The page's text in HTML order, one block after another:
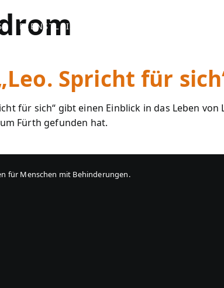
DIENSTLEISTUNGEN
Spricht für
für sich“ gibt einen Einblick in das Leben
Fürth gefunden hat.
für Menschen mit Behinderungen.